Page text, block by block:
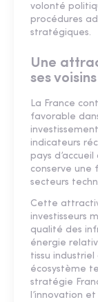
volonté
procédures
stratégiques.
Une
ses
La France
favorable
indicateurs
pays
conserve une
secteurs
Cette
investisseurs
qualité des
énergie
tissu
écosystème
stratégie
l’innovation